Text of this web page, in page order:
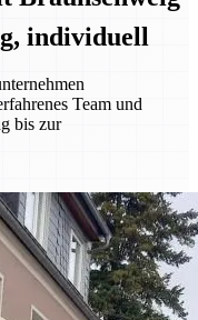
individuell
Team und
bis zur